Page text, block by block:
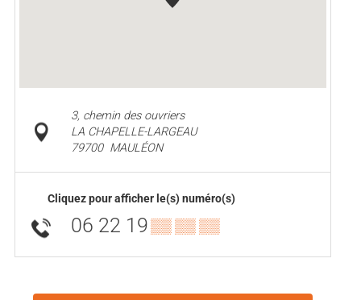
3, chemin des ouvriers
LA CHAPELLE-LARGEAU
79700 MAULÉON
Cliquez pour afficher le(s) numéro(s)
06 22 19▒▒ ▒▒ ▒▒